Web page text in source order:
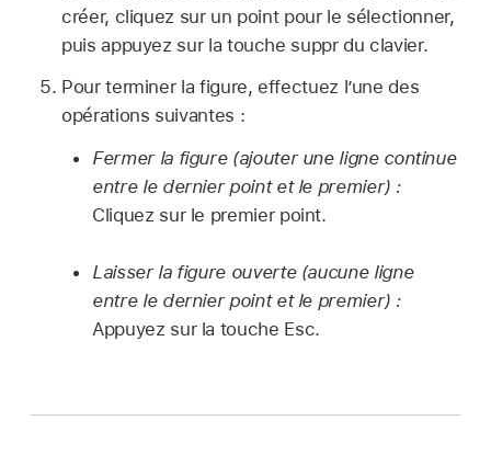
créer, cliquez sur un point pour le sélectionner,
puis appuyez sur la touche suppr du clavier.
Pour terminer la figure, effectuez l’une des
opérations suivantes :
Fermer la figure (ajouter une ligne continue
entre le dernier point et le premier) :
Cliquez sur le premier point.
Laisser la figure ouverte (aucune ligne
entre le dernier point et le premier) :
Appuyez sur la touche Esc.